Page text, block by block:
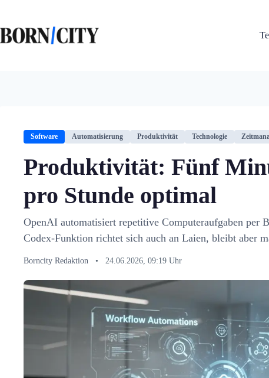
springen
Software Automatisierung Produktivität Technologie
Produktivität: Fünf
pro Stunde optimal
OpenAI automatisiert repetitive Computeraufgaben per
Codex-Funktion richtet sich auch an Laien, bleibt aber
Borncity Redaktion • 24.06.2026, 09:19 Uhr